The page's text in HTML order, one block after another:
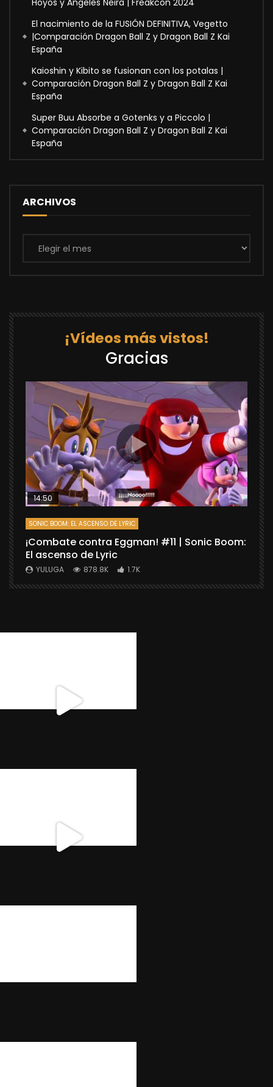
Hoyos y Ángeles Neira | Freakcon 2024
El nacimiento de la FUSIÓN DEFINITIVA, Vegetto
|Comparación Dragon Ball Z y Dragon Ball Z Kai
España
Kaioshin y Kibito se fusionan con los potalas |
Comparación Dragon Ball Z y Dragon Ball Z Kai
España
Super Buu Absorbe a Gotenks y a Piccolo |
Comparación Dragon Ball Z y Dragon Ball Z Kai
España
ARCHIVOS
Archivos
¡Vídeos más vistos!
Gracias
14:50
SONIC BOOM: EL ASCENSO DE LYRIC
¡Combate contra Eggman! #11 | Sonic Boom:
El ascenso de Lyric
YULUGA 878.8K 1.7K